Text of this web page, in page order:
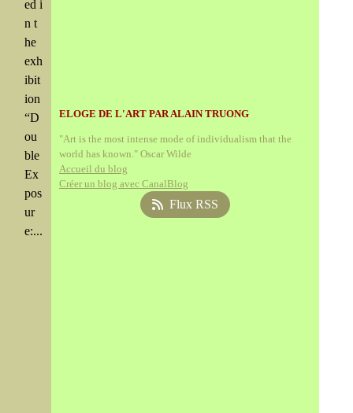
ed i
n t
he
exh
ibit
ion
“D
ou
ble
Ex
pos
ur
e:...
ELOGE DE L'ART PAR ALAIN TRUONG
"Art is the most intense mode of individualism that the
world has known." Oscar Wilde
Accueil du blog
Créer un blog avec CanalBlog
Flux RSS